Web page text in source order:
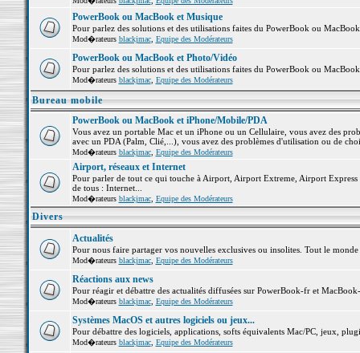
PowerBook ou MacBook et Musique
Pour parlez des solutions et des utilisations faites du PowerBook ou
Mod�rateurs blackjmac, Equipe des Modérateurs
PowerBook ou MacBook et Photo/Vidéo
Pour parlez des solutions et des utilisations faites du PowerBook ou
Mod�rateurs blackjmac, Equipe des Modérateurs
Bureau mobile
PowerBook ou MacBook et iPhone/Mobile/PDA
Vous avez un portable Mac et un iPhone ou un Cellulaire, vous avez des
avec un PDA (Palm, Clié,...), vous avez des problèmes d'utilisation ou de
Mod�rateurs blackjmac, Equipe des Modérateurs
Airport, réseaux et Internet
Pour parler de tout ce qui touche à Airport, Airport Extreme, Airport
de tous : Internet...
Mod�rateurs blackjmac, Equipe des Modérateurs
Divers
Actualités
Pour nous faire partager vos nouvelles exclusives ou insolites. Tout le
Mod�rateurs blackjmac, Equipe des Modérateurs
Réactions aux news
Pour réagir et débattre des actualités diffusées sur PowerBook-fr et
Mod�rateurs blackjmac, Equipe des Modérateurs
Systèmes MacOS et autres logiciels ou jeux...
Pour débattre des logiciels, applications, softs équivalents Mac/PC, jeux,
Mod�rateurs blackjmac, Equipe des Modérateurs